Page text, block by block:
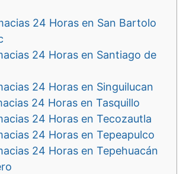
24 Horas en San Bartolo
24 Horas en Santiago de
24 Horas en Singuilucan
24 Horas en Tasquillo
24 Horas en Tecozautla
24 Horas en Tepeapulco
24 Horas en Tepehuacán